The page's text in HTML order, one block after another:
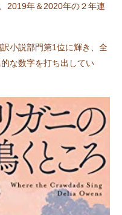
2019年＆2020年の２年連
小説部門第1位に輝き、全
な数字を打ち出してい